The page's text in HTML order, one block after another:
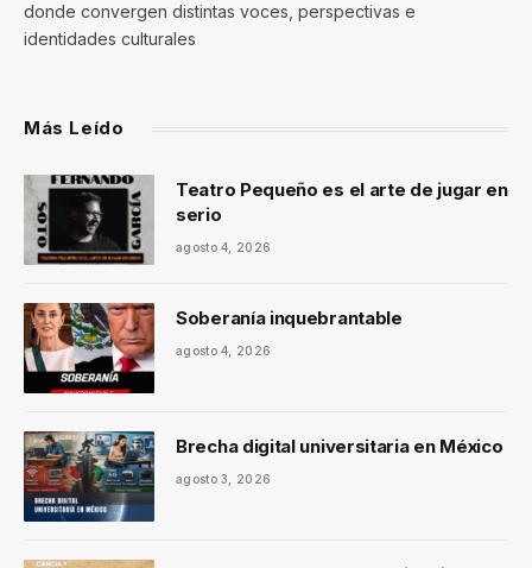
donde convergen distintas voces, perspectivas e
identidades culturales
Más Leído
Teatro Pequeño es el arte de jugar en
serio
agosto 4, 2026
Soberanía inquebrantable
agosto 4, 2026
Brecha digital universitaria en México
agosto 3, 2026